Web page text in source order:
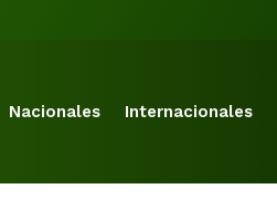
Nacionales Internacionales